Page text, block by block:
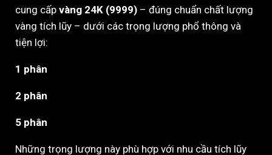
cung cấp vàng 24K (9999) – đúng chuẩn chất lượng
vàng tích lũy – dưới các trọng lượng phổ thông và
tiện lợi:
1 phân
2 phân
5 phân
Những trọng lượng này phù hợp với nhu cầu tích lũy